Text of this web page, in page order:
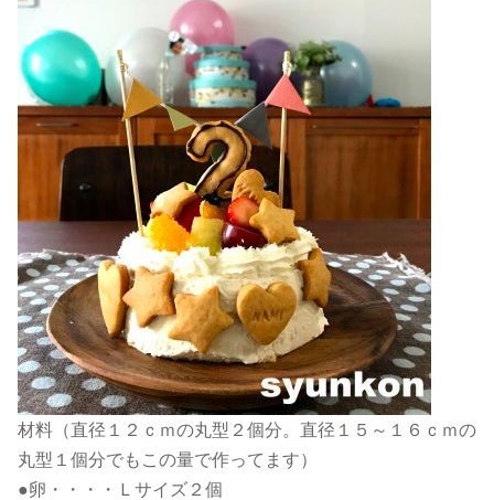
材料（直径１２ｃｍの丸型２個分。直径１５～１６ｃｍの
丸型１個分でもこの量で作ってます）
●卵・・・・Ｌサイズ２個